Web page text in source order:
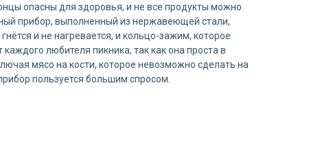
опасны для здоровья, и не все продукты можно
прибор, выполненный из нержавеющей стали,
и не нагревается, и кольцо-зажим, которое
любителя пикника, так как она проста в
мясо на кости, которое невозможно сделать на
пользуется большим спросом.